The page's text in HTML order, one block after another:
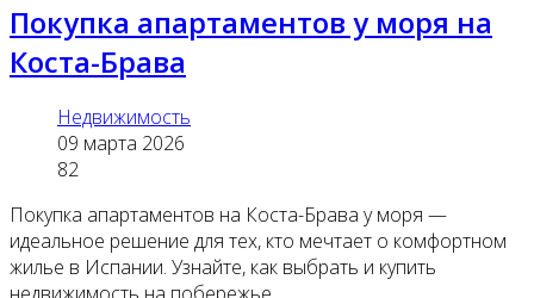
Покупка апартаментов у моря на
Коста-Брава
Недвижимость
09 марта 2026
82
Покупка апартаментов на Коста-Брава у моря —
идеальное решение для тех, кто мечтает о комфортном
жилье в Испании. Узнайте, как выбрать и купить